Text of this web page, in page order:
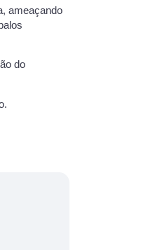
ameaçando
do